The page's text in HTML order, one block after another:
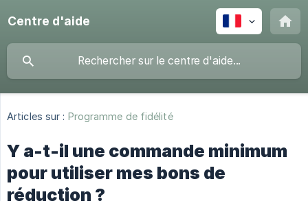
Centre d'aide
Articles sur : Programme de fidélité
Y a-t-il une commande minimum
pour utiliser mes bons de
réduction ?